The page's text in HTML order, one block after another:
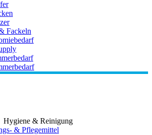
Fackeln
Hygiene & Reinigung
& Pflegemittel